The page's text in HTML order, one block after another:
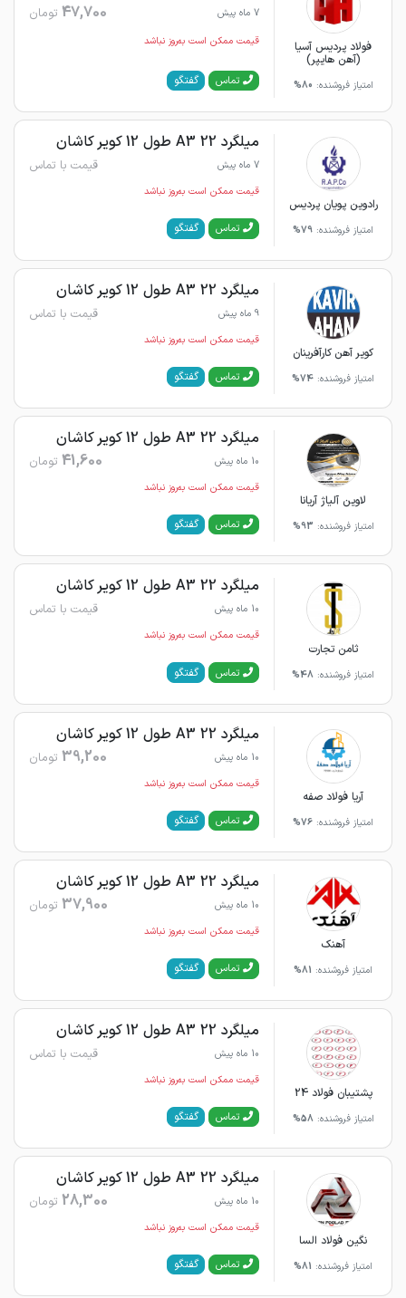
فولاد پردیس آسیا
(آهن هایپر)
امتیاز فروشنده: 80%
7 ماه پیش 47,700 تومان
قیمت ممکن است به‌روز نباشد
تماس گفتگو
رادوین پویان پردیس
امتیاز فروشنده: 79%
میلگرد 22 A3 طول 12 کویر کاشان
7 ماه پیش قیمت با تماس
قیمت ممکن است به‌روز نباشد
تماس گفتگو
کویر آهن کارآفرینان
امتیاز فروشنده: 74%
میلگرد 22 A3 طول 12 کویر کاشان
9 ماه پیش قیمت با تماس
قیمت ممکن است به‌روز نباشد
تماس گفتگو
لاوین آلیاژ آریانا
امتیاز فروشنده: 93%
میلگرد 22 A3 طول 12 کویر کاشان
10 ماه پیش 41,600 تومان
قیمت ممکن است به‌روز نباشد
تماس گفتگو
ثامن تجارت
امتیاز فروشنده: 48%
میلگرد 22 A3 طول 12 کویر کاشان
10 ماه پیش قیمت با تماس
قیمت ممکن است به‌روز نباشد
تماس گفتگو
آریا فولاد صفه
امتیاز فروشنده: 76%
میلگرد 22 A3 طول 12 کویر کاشان
10 ماه پیش 39,200 تومان
قیمت ممکن است به‌روز نباشد
تماس گفتگو
آهنک
امتیاز فروشنده: 81%
میلگرد 22 A3 طول 12 کویر کاشان
10 ماه پیش 37,900 تومان
قیمت ممکن است به‌روز نباشد
تماس گفتگو
پشتیبان فولاد 24
امتیاز فروشنده: 58%
میلگرد 22 A3 طول 12 کویر کاشان
10 ماه پیش قیمت با تماس
قیمت ممکن است به‌روز نباشد
تماس گفتگو
نگین فولاد السا
امتیاز فروشنده: 81%
میلگرد 22 A3 طول 12 کویر کاشان
10 ماه پیش 28,300 تومان
قیمت ممکن است به‌روز نباشد
تماس گفتگو